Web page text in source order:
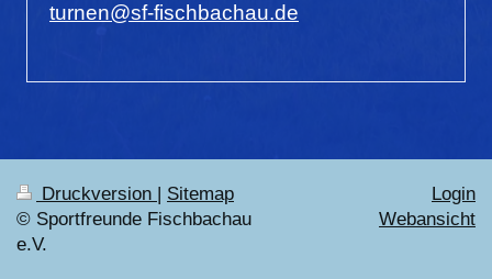
turnen@sf-fischbachau.de
Druckversion
Sitemap
© Sportfreunde Fischbachau
e.V.
Login
Webansicht